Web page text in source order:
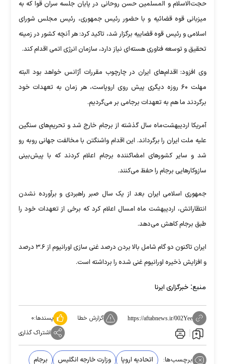
حجت‌الاسلام و المسلمین حسن روحانی در پایان جلسه سران قوا که به
میزبانی قوه قضائیه و با حضور رئیس جمهوری، رئیس مجلس شورای
اسلامی و رئیس قوه قضاییه برگزار شد، تاکید کرد: هر آنچه کشور در زمینه
تحقیق و توسعه فناوری هسته‌ای نیاز دارد، سازمان انرژی اتمی اقدام کند.
وی افزود:‌ اقدام‌های ایران در چارچوب مقررات آژانس خواهد بود البته
مهلت ۶۰ روزه دیگری پیش روی اروپاست، هر زمان به تعهدات خود
برگردند ما هم به تعهدات برجامی بر می‌گردیم.
آمریکا اردیبهشت‌ماه سال گذشته از برجام خارج شد و تحریم‌های سنگین
علیه ملت ایران را برگرداند. این اقدام واشنگتن با مخالفت جهانی روبه رو
شد و سایر کشورهای امضاکننده برجام اعلام کردند که با پیش‌بینی
سازوکارهایی برجام را حفظ می‌کنند.
جمهوری اسلامی ایران بعد از یک سال صبر راهبردی و برآورده نشدن
انتظاراتش، اردیبهشت ماه امسال اعلام کرد که برخی از تعهدات خود را
طبق برجام کاهش می‌دهد.
ایران تاکنون دو گام شامل بالا بردن درصد غنی سازی اورانیوم از ۳.۶ درصد
و افزایش ذخیره اورانیوم غنی شده را برداشته است.
منبع: خبرگزاری ایرنا
https://aftabnews.ir/002Yee گزارش خطا پسندها:۰
اشتراک گذاری
برچسب‌ها: اتحادیه اروپا وزارت خارجه انگلیس برجام